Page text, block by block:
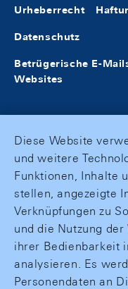
Urheberrecht
Datenschutz
Betrügerische E-
Websites
Diese Website
und weitere
Funktionen, Inhalte
stellen, angezeigte
Verknüpfungen zu
und die Nutzung
ihrer Bedienbarkeit
analysieren. Es
Personendaten an